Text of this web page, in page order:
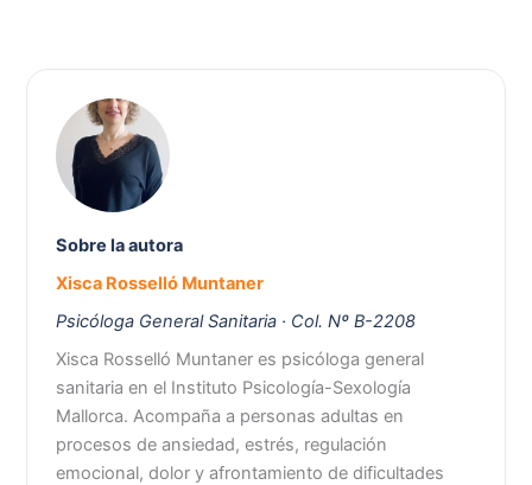
Sobre la autora
Xisca Rosselló Muntaner
Psicóloga General Sanitaria · Col. Nº B-2208
Xisca Rosselló Muntaner es psicóloga general
sanitaria en el Instituto Psicología-Sexología
Mallorca. Acompaña a personas adultas en
procesos de ansiedad, estrés, regulación
emocional, dolor y afrontamiento de dificultades